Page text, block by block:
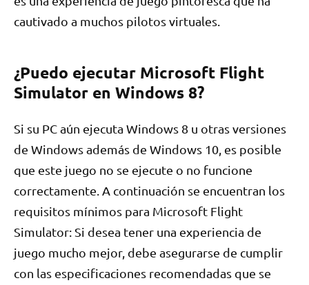
cautivado a muchos pilotos virtuales.
¿Puedo ejecutar Microsoft Flight
Simulator en Windows 8?
Si su PC aún ejecuta Windows 8 u otras versiones
de Windows además de Windows 10, es posible
que este juego no se ejecute o no funcione
correctamente. A continuación se encuentran los
requisitos mínimos para Microsoft Flight
Simulator: Si desea tener una experiencia de
juego mucho mejor, debe asegurarse de cumplir
con las especificaciones recomendadas que se